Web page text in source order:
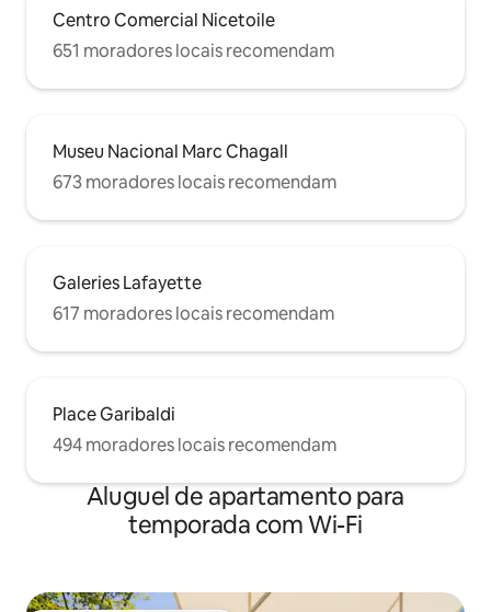
Centro Comercial Nicetoile
651 moradores locais recomendam
Museu Nacional Marc Chagall
673 moradores locais recomendam
Galeries Lafayette
617 moradores locais recomendam
Place Garibaldi
494 moradores locais recomendam
Aluguel de apartamento para
temporada com Wi-Fi